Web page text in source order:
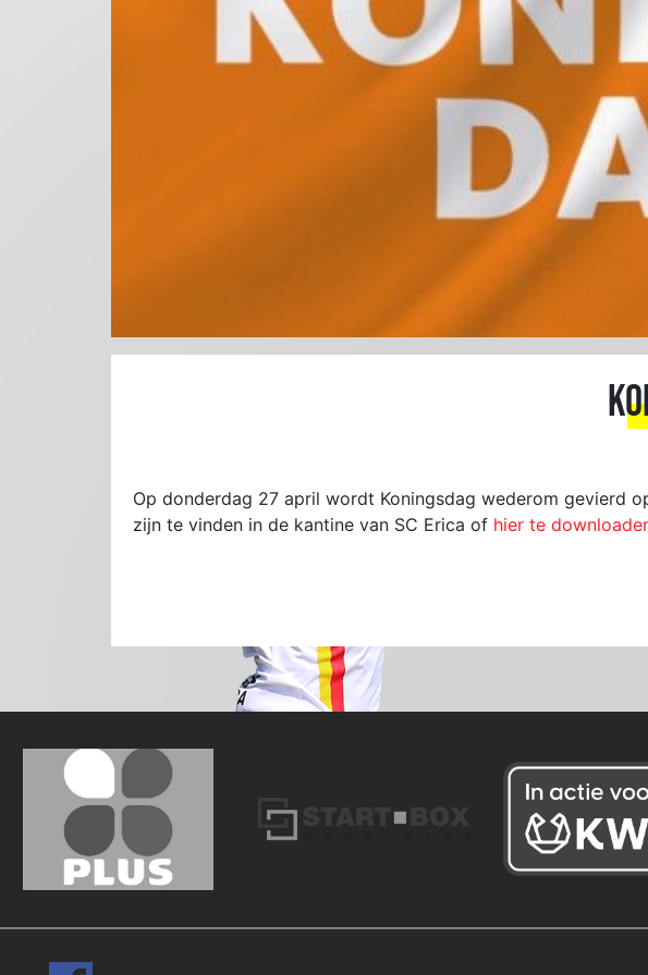
Op donderdag 27 april wordt Koningsdag wederom gevierd
zijn te vinden in de kantine van SC Erica of hier te